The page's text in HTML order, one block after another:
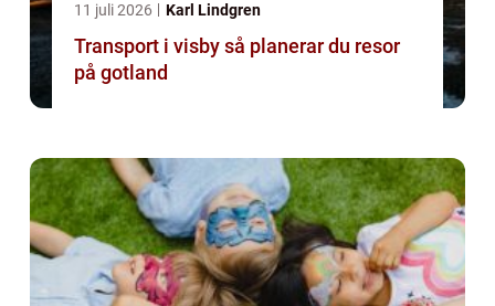
11 juli 2026 Karl Lindgren
Transport i visby så planerar du resor
på gotland